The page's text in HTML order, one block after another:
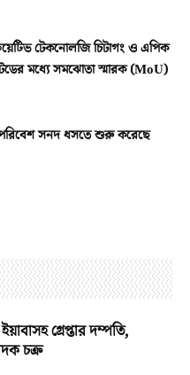
টেকনোলজি চিটাগং ও এপিক
মধ্যে সমঝোতা স্মারক (MoU)
সনদ ধসতে শুরু করেছে
গ্রেপ্তার দম্পতি,
চক্র